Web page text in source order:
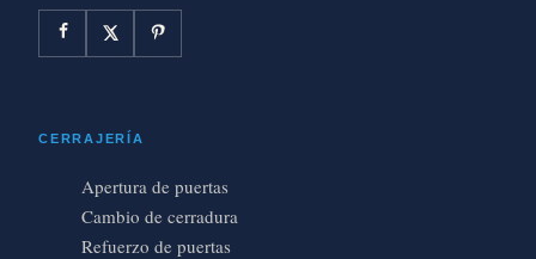
CERRAJERÍA
Apertura de puertas
Cambio de cerradura
Refuerzo de puertas